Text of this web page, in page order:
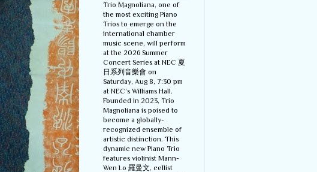
Trio Magnoliana, one of
the most exciting Piano
Trios to emerge on the
international chamber
music scene, will perform
at the 2026 Summer
Concert Series at NEC 夏
日系列音樂會 on
Saturday, Aug 8, 7:30 pm
at NEC’s Williams Hall.
Founded in 2023, Trio
Magnoliana is poised to
become a globally-
recognized ensemble of
artistic distinction. This
dynamic new Piano Trio
features violinist Mann-
Wen Lo 羅曼文, cellist